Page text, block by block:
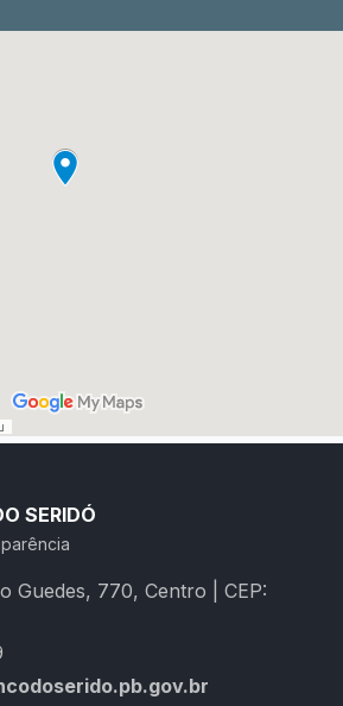
SERIDÓ
Guedes, 770, Centro | CEP: